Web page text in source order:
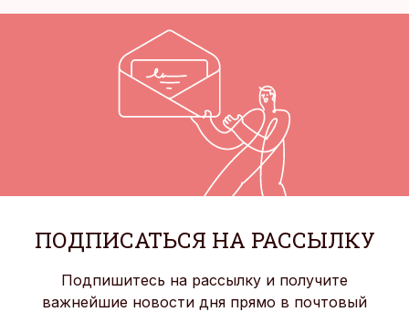
ПОДПИСАТЬСЯ НА РАССЫЛКУ
Подпишитесь на рассылку и получите
важнейшие новости дня прямо в почтовый